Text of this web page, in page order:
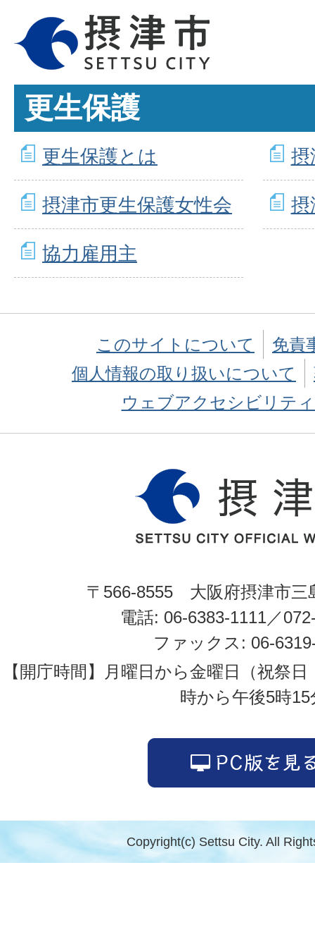
更生保護
更生保護とは 摂
摂津市更生保護女性会 摂
協力雇用主
このサイトについて
免責
個人情報の取り扱いについて
ウェブアクセシビリテ
〒566-8555 大阪府摂津市三
電話: 06-6383-1111／
ファックス: 06-
【開庁時間】月曜日から金曜日（祝祭
時から午後5時15
Copyright(c) Settsu City. All